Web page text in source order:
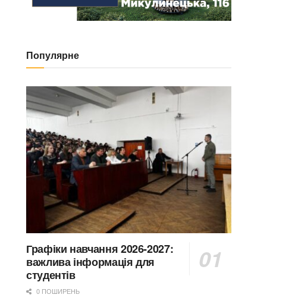
Популярне
Графіки навчання 2026-2027:
важлива інформація для
студентів
0 ПОШИРЕНЬ